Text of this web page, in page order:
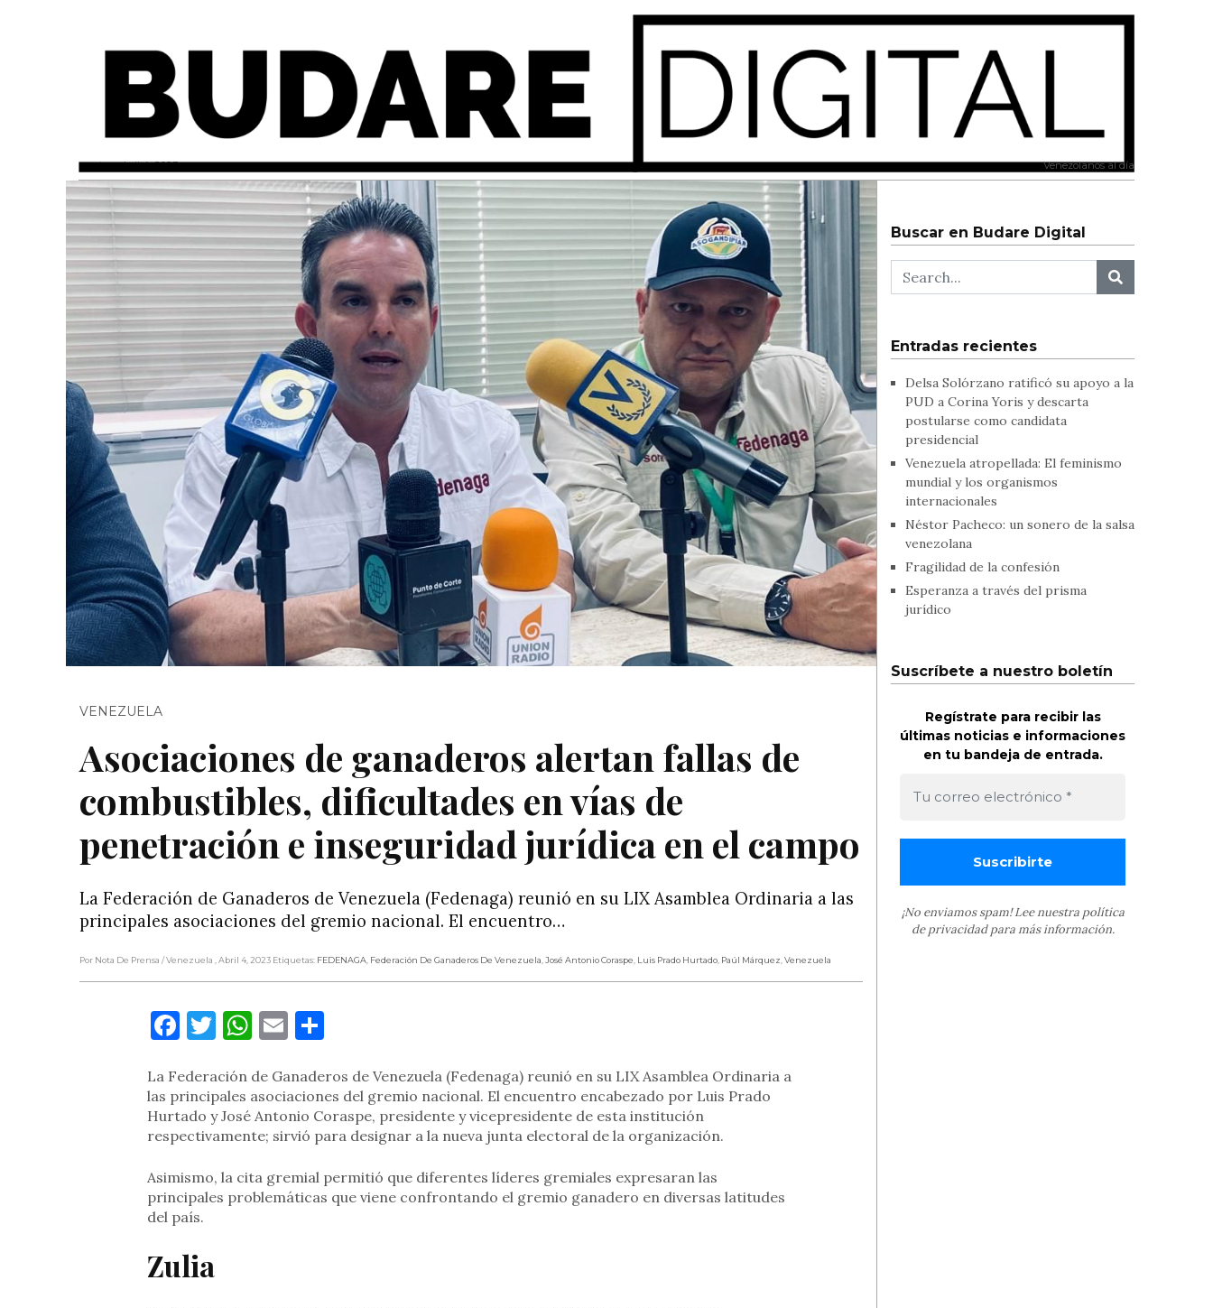
martes, abril 4, 2023 Venezolanos al día
VENEZUELA
Asociaciones de ganaderos alertan fallas de
combustibles, dificultades en vías de
penetración e inseguridad jurídica en el campo
La Federación de Ganaderos de Venezuela (Fedenaga) reunió en su LIX Asamblea Ordinaria a las
principales asociaciones del gremio nacional. El encuentro…
Por Nota De Prensa / Venezuela , Abril 4, 2023 Etiquetas: FEDENAGA, Federación De Ganaderos De Venezuela,José Antonio Coraspe, Luis Prado Hurtado, Paúl Márquez,Venezuela
Facebook
Twitter
WhatsApp
EmailCompartir
La Federación de Ganaderos de Venezuela (Fedenaga) reunió en su LIX Asamblea Ordinaria a
las principales asociaciones del gremio nacional. El encuentro encabezado por Luis Prado
Hurtado y José Antonio Coraspe, presidente y vicepresidente de esta institución
respectivamente; sirvió para designar a la nueva junta electoral de la organización.
Asimismo, la cita gremial permitió que diferentes líderes gremiales expresaran las
principales problemáticas que viene confrontando el gremio ganadero en diversas latitudes
del país.
Zulia
Buscar en Budare Digital
Entradas recientes
Delsa Solórzano ratificó su apoyo a la
PUD a Corina Yoris y descarta
postularse como candidata
presidencial
Venezuela atropellada: El feminismo
mundial y los organismos
internacionales
Néstor Pacheco: un sonero de la salsa
venezolana
Fragilidad de la confesión
Esperanza a través del prisma
jurídico
Suscríbete a nuestro boletín
Regístrate para recibir las
últimas noticias e informaciones
en tu bandeja de entrada.
¡No enviamos spam! Lee nuestra política
de privacidadpara más información.